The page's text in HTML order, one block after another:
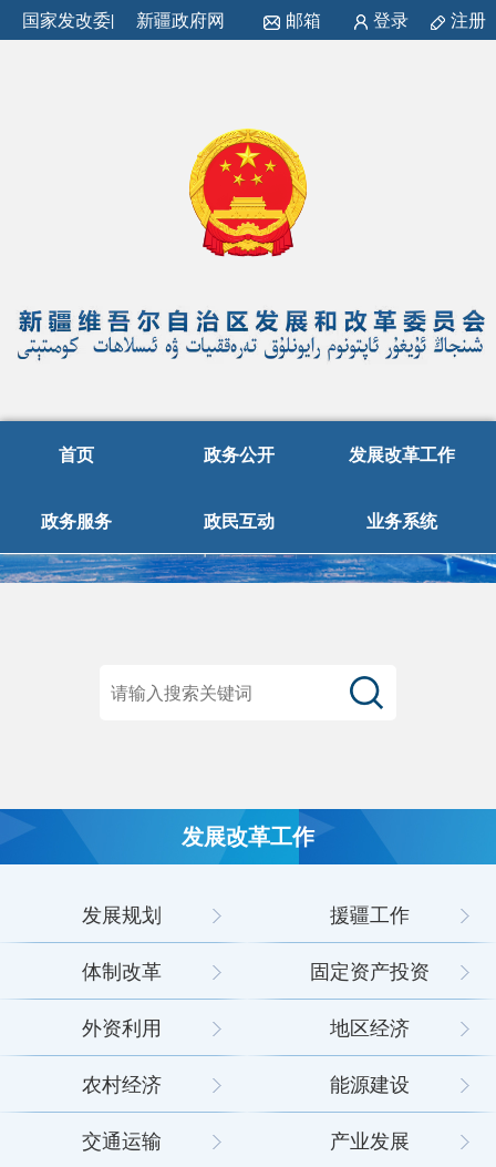
国家发改委| 新疆政府网 邮箱 登录 注册
首页 政务公开 发展改革工作
政务服务 政民互动 业务系统
发展改革工作
发展规划 援疆工作
体制改革 固定资产投资
外资利用 地区经济
农村经济 能源建设
交通运输 产业发展